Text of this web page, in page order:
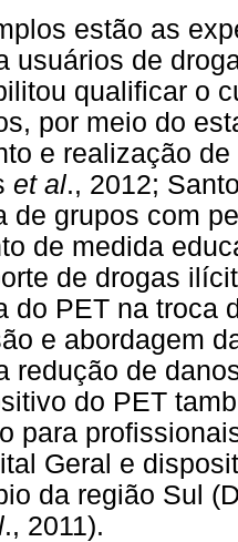
estão as
usuários de
qualificar o
por meio do
e realização
et al., 2012;
de grupos com
de medida
de drogas
do PET na troca
e abordagem
redução de
do PET
para
Geral e
da região Sul
., 2011).